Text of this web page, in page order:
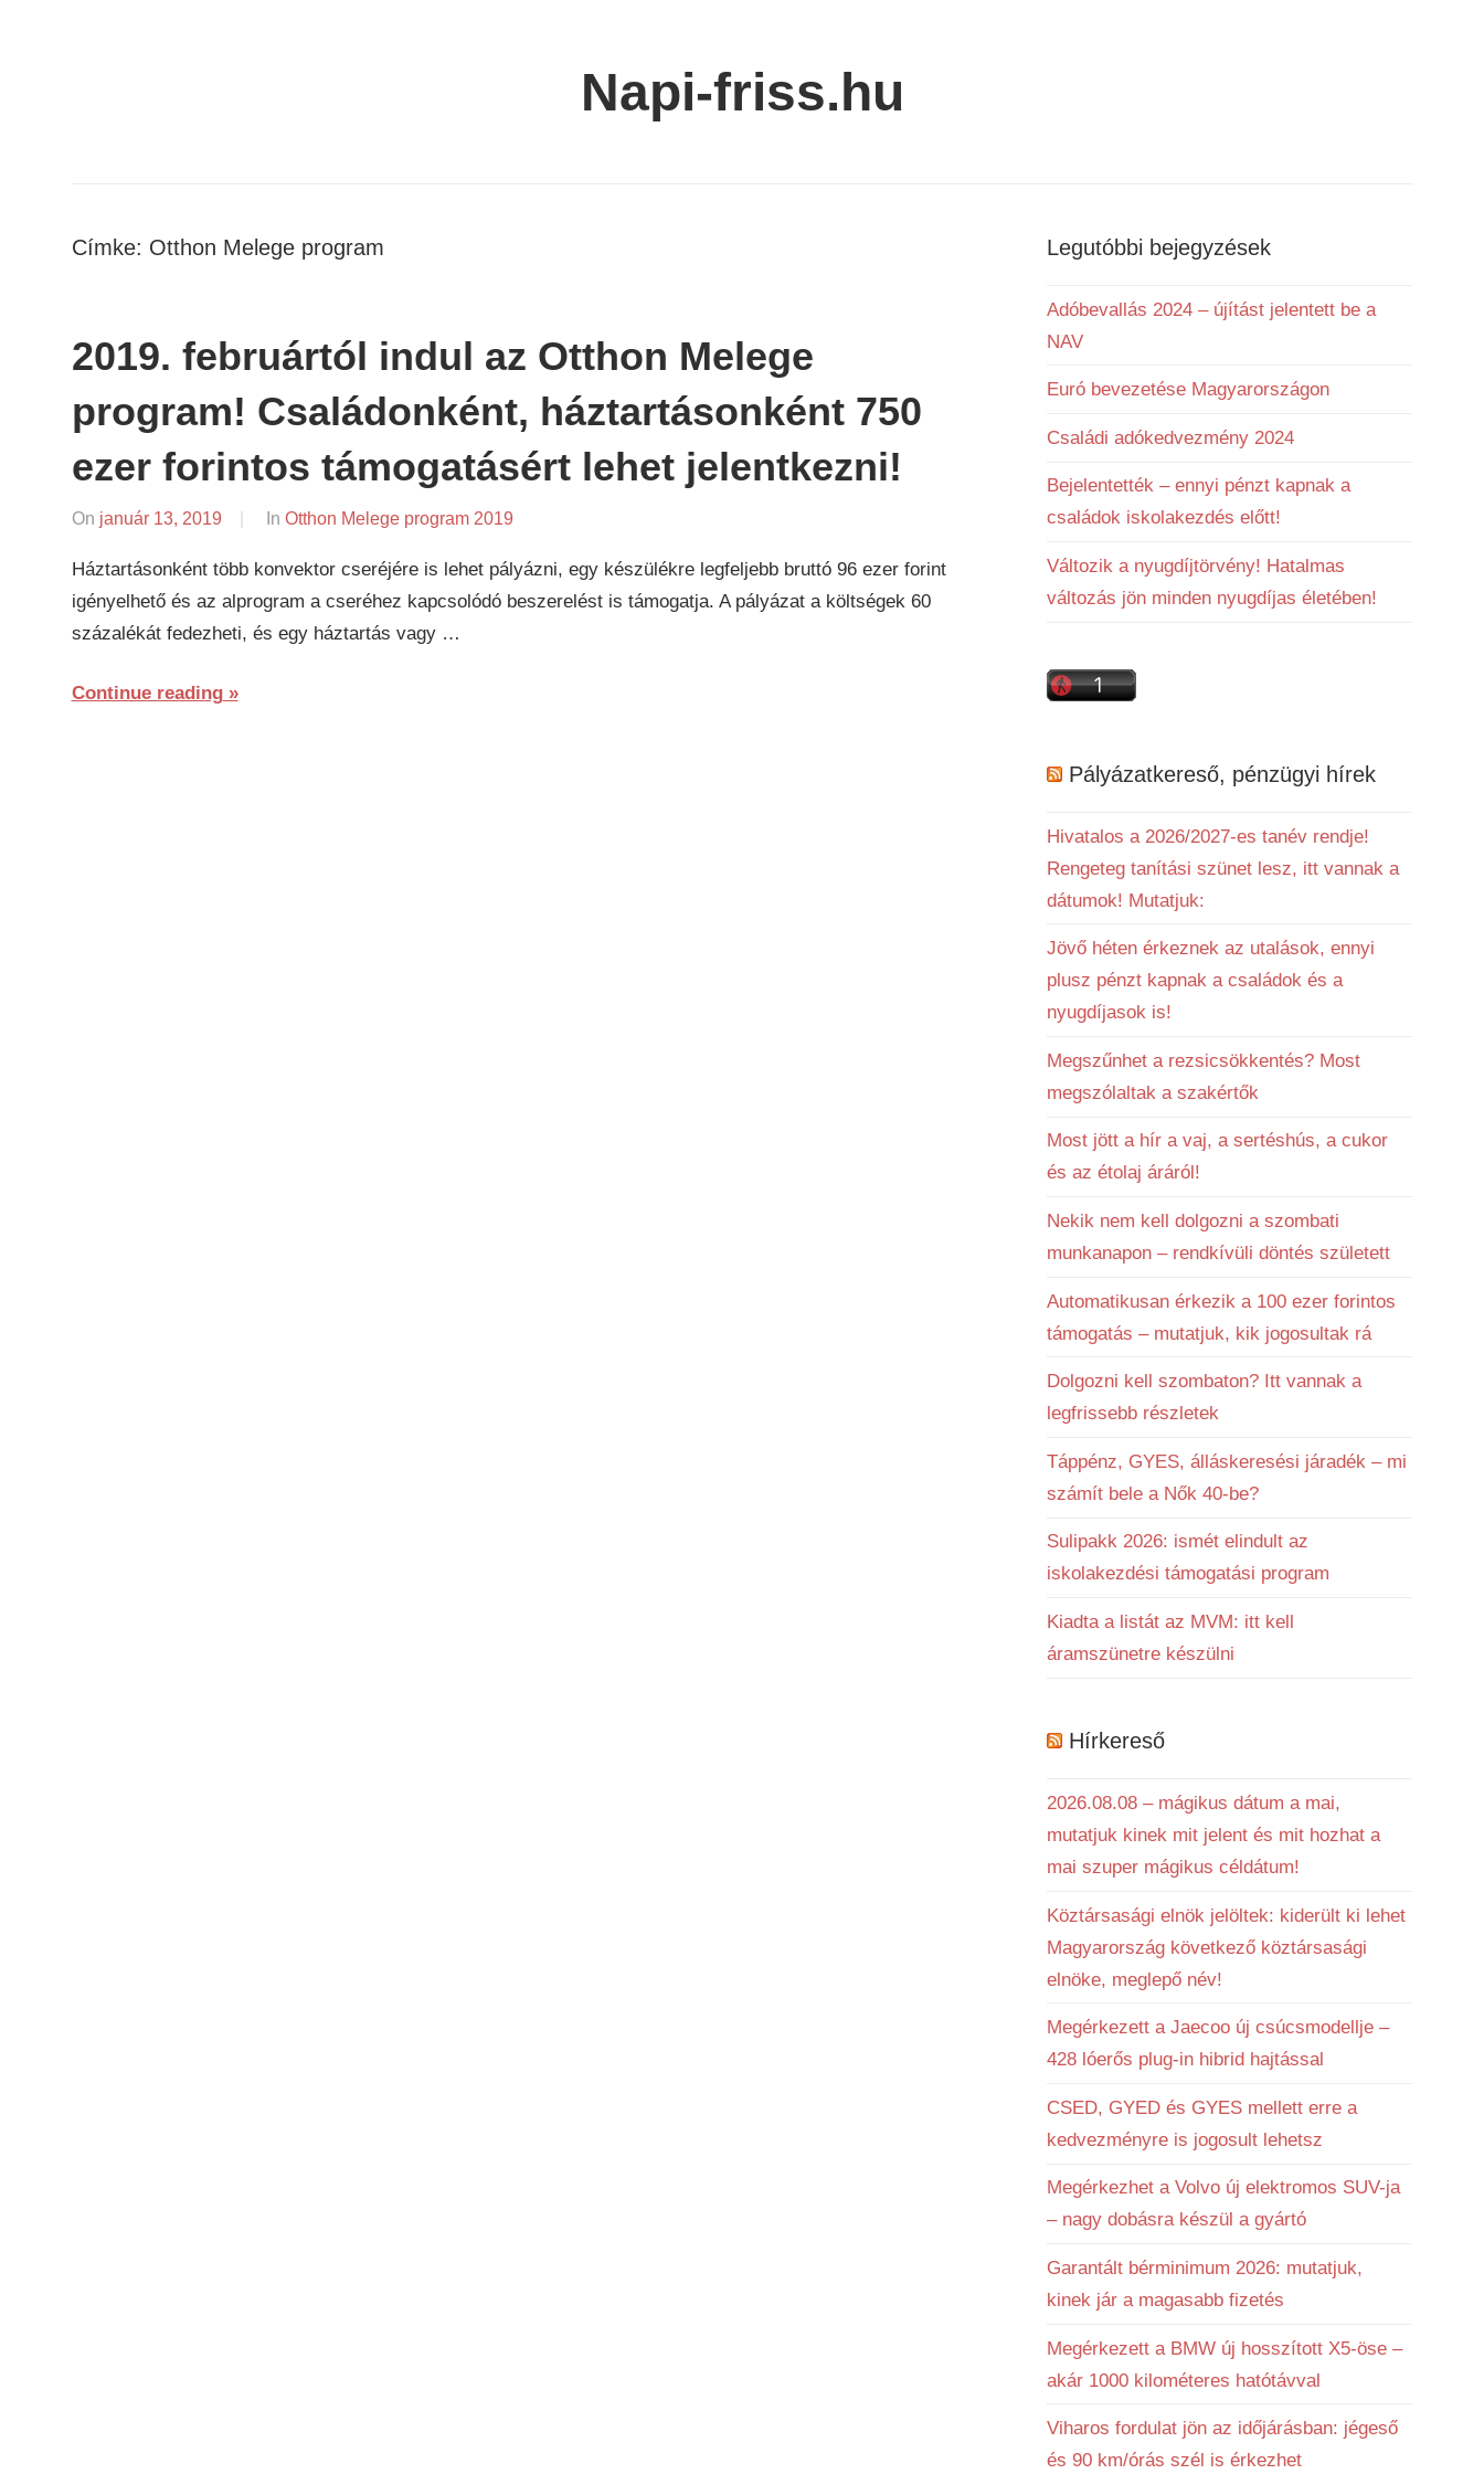
Napi-friss.hu
Címke: Otthon Melege program
2019. februártól indul az Otthon Melege
program! Családonként, háztartásonként 750
ezer forintos támogatásért lehet jelentkezni!
On január 13, 2019
By
In Otthon Melege program 2019
Háztartásonként több konvektor cseréjére is lehet pályázni, egy készülékre legfeljebb bruttó 96 ezer forint
igényelhető és az alprogram a cseréhez kapcsolódó beszerelést is támogatja. A pályázat a költségek 60
százalékát fedezheti, és egy háztartás vagy …
Continue reading
Legutóbbi bejegyzések
Adóbevallás 2024 – újítást jelentett be a
NAV
Euró bevezetése Magyarországon
Családi adókedvezmény 2024
Bejelentették – ennyi pénzt kapnak a
családok iskolakezdés előtt!
Változik a nyugdíjtörvény! Hatalmas
változás jön minden nyugdíjas életében!
Pályázatkereső, pénzügyi hírek
Hivatalos a 2026/2027-es tanév rendje!
Rengeteg tanítási szünet lesz, itt vannak a
dátumok! Mutatjuk:
Jövő héten érkeznek az utalások, ennyi
plusz pénzt kapnak a családok és a
nyugdíjasok is!
Megszűnhet a rezsicsökkentés? Most
megszólaltak a szakértők
Most jött a hír a vaj, a sertéshús, a cukor
és az étolaj áráról!
Nekik nem kell dolgozni a szombati
munkanapon – rendkívüli döntés született
Automatikusan érkezik a 100 ezer forintos
támogatás – mutatjuk, kik jogosultak rá
Dolgozni kell szombaton? Itt vannak a
legfrissebb részletek
Táppénz, GYES, álláskeresési járadék – mi
számít bele a Nők 40-be?
Sulipakk 2026: ismét elindult az
iskolakezdési támogatási program
Kiadta a listát az MVM: itt kell
áramszünetre készülni
Hírkereső
2026.08.08 – mágikus dátum a mai,
mutatjuk kinek mit jelent és mit hozhat a
mai szuper mágikus céldátum!
Köztársasági elnök jelöltek: kiderült ki lehet
Magyarország következő köztársasági
elnöke, meglepő név!
Megérkezett a Jaecoo új csúcsmodellje –
428 lóerős plug-in hibrid hajtással
CSED, GYED és GYES mellett erre a
kedvezményre is jogosult lehetsz
Megérkezhet a Volvo új elektromos SUV-ja
– nagy dobásra készül a gyártó
Garantált bérminimum 2026: mutatjuk,
kinek jár a magasabb fizetés
Megérkezett a BMW új hosszított X5-öse –
akár 1000 kilométeres hatótávval
Viharos fordulat jön az időjárásban: jégeső
és 90 km/órás szél is érkezhet